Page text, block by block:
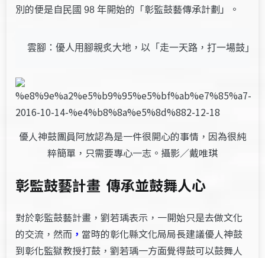
別的便是自 民國98年開始的「彰監鼓藝傳承計劃」。
雲腳：優人用腳親炙大地，以「走一天路，打一場鼓」
優人神鼓團員阿放認為是一件很開心的事情，因為很純
粹簡單，只需要專心一志。攝影／戴唯琪
彰監鼓藝計畫 傳承並鼓舞人心
對於彰監鼓藝計畫，劉若瑀表示，一開始只是去做文化
的交流，然而 ， 當時的彰化縣文化局局長建議優人神鼓
到彰化監獄教授打鼓，劉若瑀一方面覺得鼓可以鼓舞人